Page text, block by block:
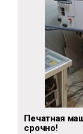
Печатная
срочно!